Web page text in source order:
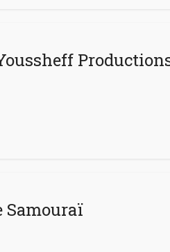
Samouraï